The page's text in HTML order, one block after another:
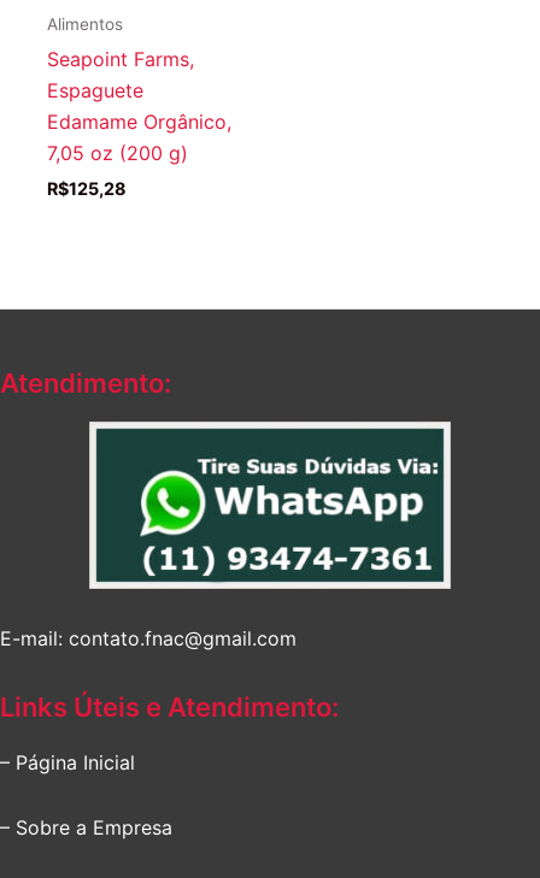
Alimentos
Seapoint Farms,
Espaguete
Edamame Orgânico,
7,05 oz (200 g)
R$125,28
Atendimento:
E-mail: contato.fnac@gmail.com
Links Úteis e Atendimento:
– Página Inicial
– Sobre a Empresa